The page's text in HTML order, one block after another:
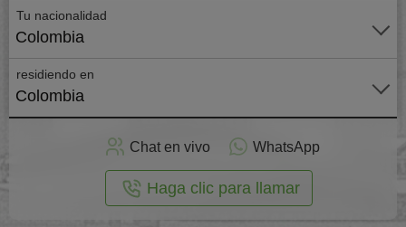
Tu nacionalidad
Colombia
residiendo en
Colombia
Chat en vivo WhatsApp
Haga clic para llamar